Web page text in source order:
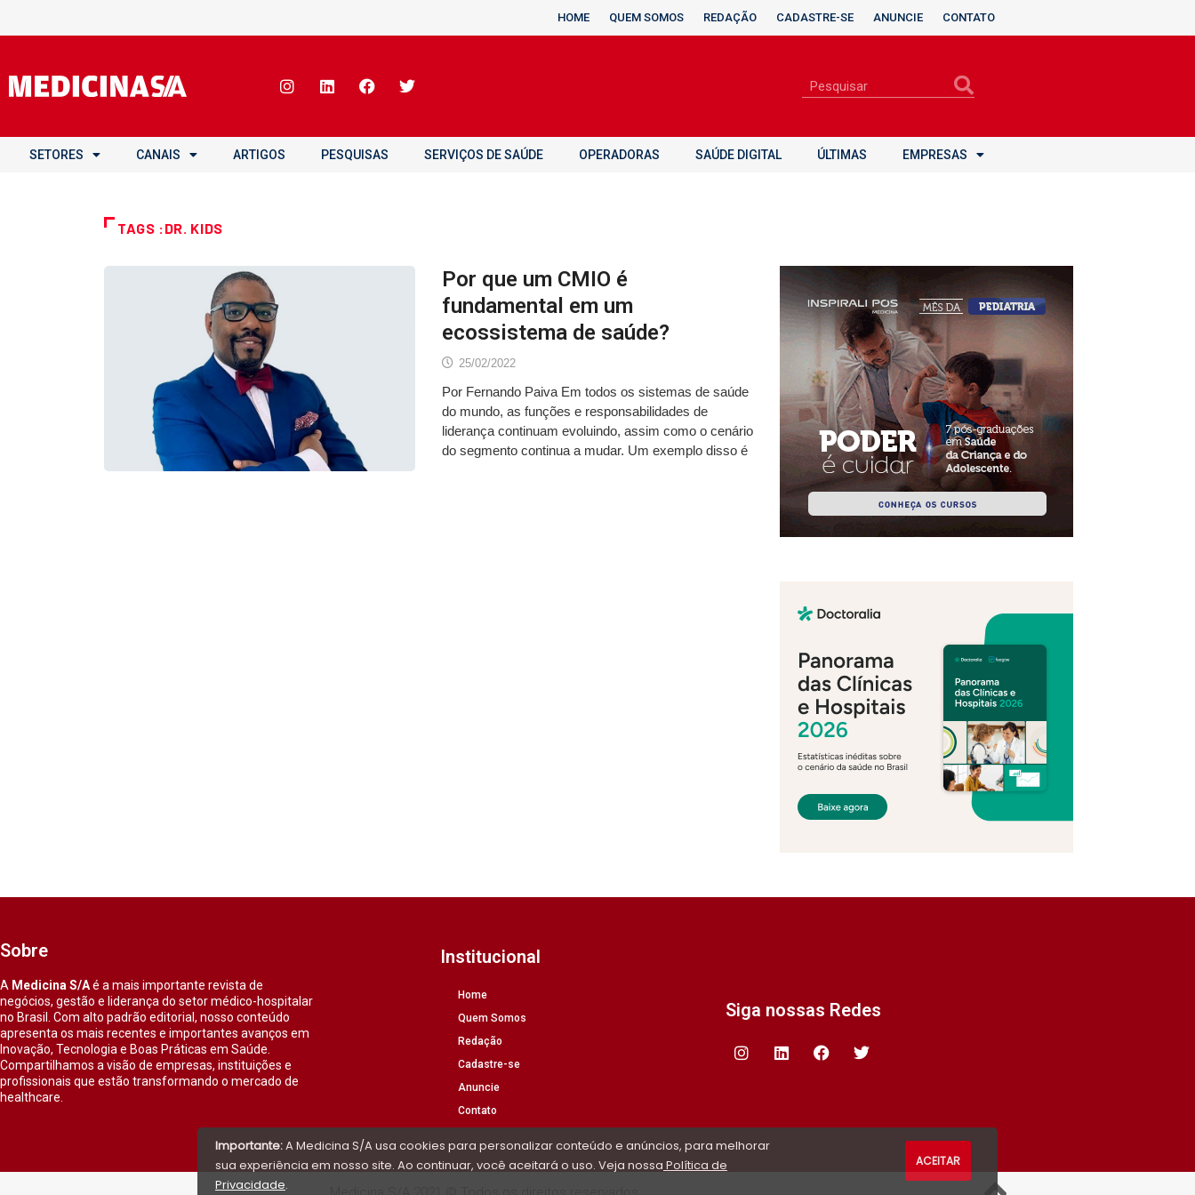
HOME QUEM SOMOS REDAÇÃO CADASTRE-SE ANUNCIE CONTATO
SETORES CANAIS ARTIGOS PESQUISAS SERVIÇOS DE SAÚDE OPERADORAS SAÚDE DIGITAL ÚLTIMAS EMPRESAS
TAGS :DR. KIDS
Por que um CMIO é
fundamental em um
ecossistema de saúde?
25/02/2022
Por Fernando Paiva Em todos os sistemas de saúde
do mundo, as funções e responsabilidades de
liderança continuam evoluindo, assim como o cenário
do segmento continua a mudar. Um exemplo disso é
Sobre
A Medicina S/Aé a mais importante revista de
negócios, gestão e liderança do setor médico-hospitalar
no Brasil. Com alto padrão editorial, nosso conteúdo
apresenta os mais recentes e importantes avanços em
Inovação, Tecnologia e Boas Práticas em Saúde.
Compartilhamos a visão de empresas, instituições e
profissionais que estão transformando o mercado de
healthcare.
Institucional
Home
Quem Somos
Redação
Cadastre-se
Anuncie
Contato
Siga nossas Redes
Importante:A Medicina S/A usa cookies para personalizar conteúdo e anúncios, para melhorar
sua experiência em nosso site. Ao continuar, você aceitará o uso. Veja nossa Política de
Privacidade.
ACEITAR